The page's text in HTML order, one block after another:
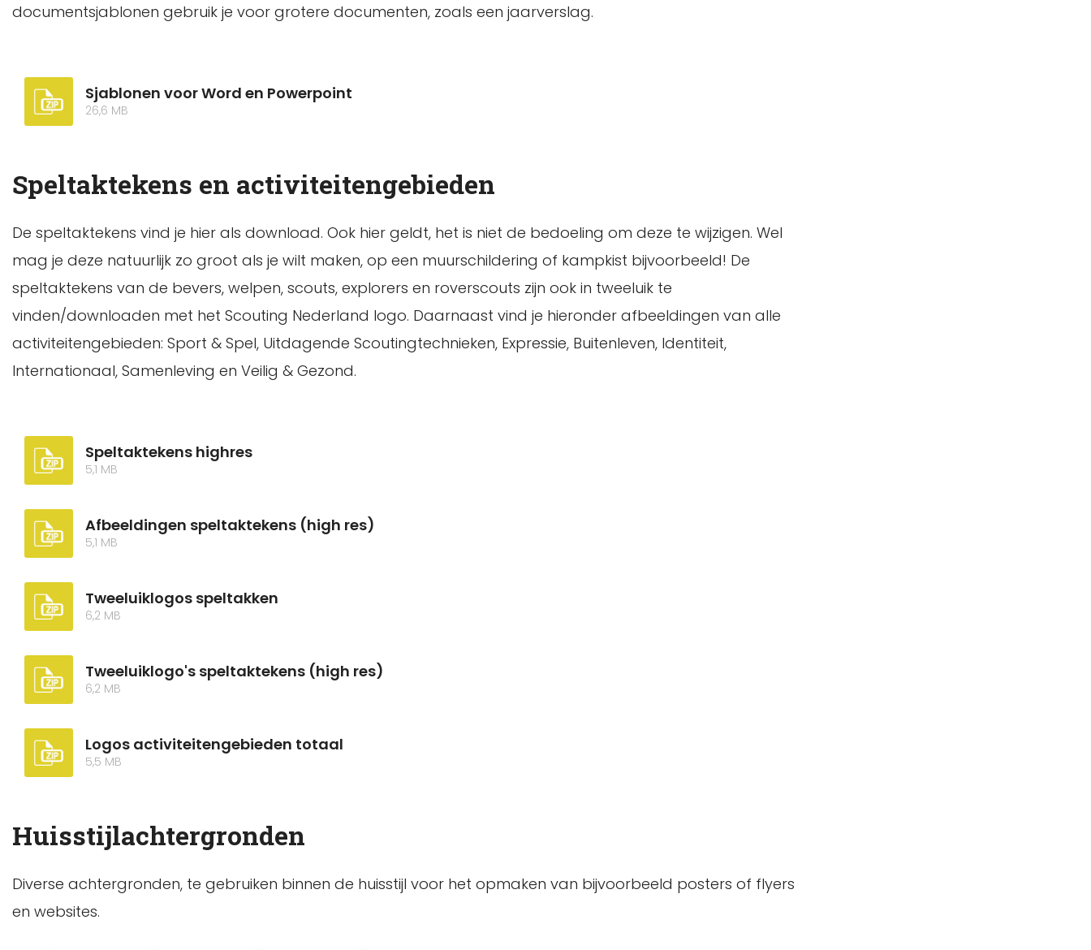
documentsjablonen gebruik je voor grotere documenten, zoals een jaarverslag.
Sjablonen voor Word en Powerpoint
26,6 MB
Speltaktekens en activiteitengebieden
De speltaktekens vind je hier als download. Ook hier geldt, het is niet de bedoeling om deze te wijzigen. Wel
mag je deze natuurlijk zo groot als je wilt maken, op een muurschildering of kampkist bijvoorbeeld! De
speltaktekens van de bevers, welpen, scouts, explorers en roverscouts zijn ook in tweeluik te
vinden/downloaden met het Scouting Nederland logo. Daarnaast vind je hieronder afbeeldingen van alle
activiteitengebieden: Sport & Spel, Uitdagende Scoutingtechnieken, Expressie, Buitenleven, Identiteit,
Internationaal, Samenleving en Veilig & Gezond.
Speltaktekens highres
5,1 MB
Afbeeldingen speltaktekens (high res)
5,1 MB
Tweeluiklogos speltakken
6,2 MB
Tweeluiklogo's speltaktekens (high res)
6,2 MB
Logos activiteitengebieden totaal
5,5 MB
Huisstijlachtergronden
Diverse achtergronden, te gebruiken binnen de huisstijl voor het opmaken van bijvoorbeeld posters of flyers
en websites.